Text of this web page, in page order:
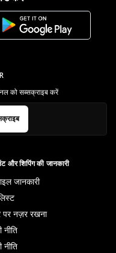
और शिपिंग की जानकारी
जानकारी
पर नज़र रखना
नीति
नीति
को सब्सक्राइब करें